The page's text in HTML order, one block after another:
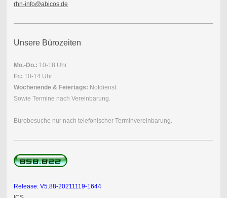
rhn-info@abicos.de
Unsere Bürozeiten
Mo.-Do.: 10-18 Uhr
Fr.: 10-14 Uhr
Wochenende & Feiertags: Notdienst
Sowie Termine nach Vereinbarung.
Bürobesuche nur nach telefonischer Terminvereinbarung.
Release: V5.88-20211119-1644